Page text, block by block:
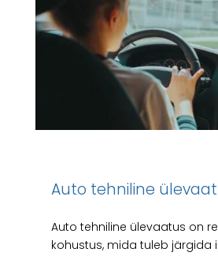
Auto tehniline
Auto tehniline ülevaatus on
kohustus, mida tuleb järgida